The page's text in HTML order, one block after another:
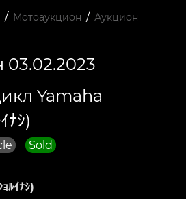
/ Мотоаукцион / Аукцион
Yamaha
ﾅｼ)
Sold
ﾙｲﾅｼ)